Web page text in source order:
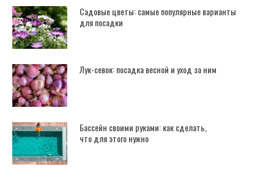
Садовые цветы: самые популярные варианты
для посадки
Лук-севок: посадка весной и уход за ним
Бассейн своими руками: как сделать,
что для этого нужно